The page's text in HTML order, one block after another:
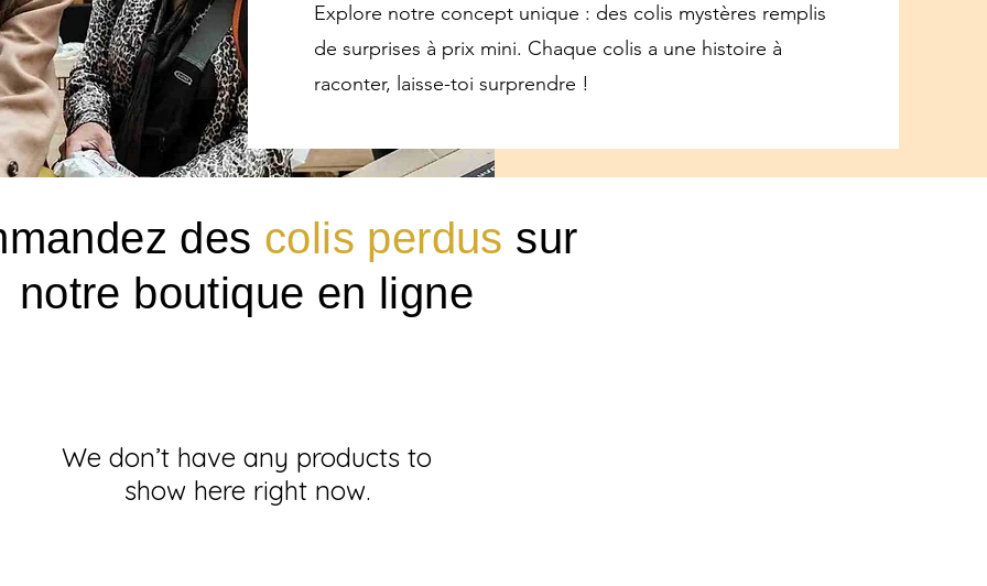
Explore notre concept unique : des colis mystères remplis
de surprises à prix mini. Chaque colis a une histoire à
raconter, laisse-toi surprendre !
des colis perdus sur
notre boutique en ligne
We don’t have any products to
show here right now.